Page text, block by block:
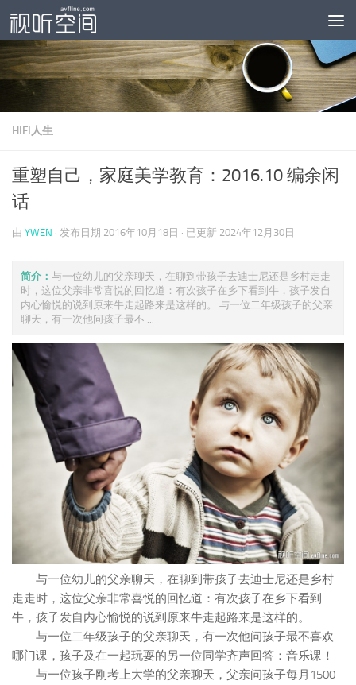
跳至内容
HIFI人生
重塑自己，家庭美学教育：2016.10 编余闲
话
由 YWEN · 发布日期 2016年10月18日 · 已更新 2024年12月30日
简介： 与一位幼儿的父亲聊天，在聊到带孩子去迪士尼还是乡村走走
时，这位父亲非常喜悦的回忆道：有次孩子在乡下看到牛，孩子发自
内心愉悦的说到原来牛走起路来是这样的。 与一位二年级孩子的父亲
聊天，有一次他问孩子最不 ...
与一位幼儿的父亲聊天，在聊到带孩子去迪士尼还是乡村
走走时，这位父亲非常喜悦的回忆道：有次孩子在乡下看到
牛，孩子发自内心愉悦的说到原来牛走起路来是这样的。
与一位二年级孩子的父亲聊天，有一次他问孩子最不喜欢
哪门课，孩子及在一起玩耍的另一位同学齐声回答：音乐课！
与一位孩子刚考上大学的父亲聊天，父亲问孩子每月1500